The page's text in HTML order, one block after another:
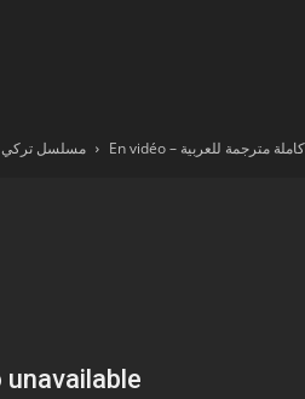
Turkish Series مسلسل تركي